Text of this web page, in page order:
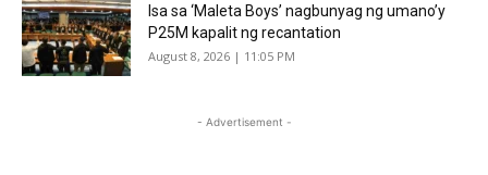
Isa sa ‘Maleta Boys’ nagbunyag ng umano’y
P25M kapalit ng recantation
August 8, 2026 | 11:05 PM
- Advertisement -